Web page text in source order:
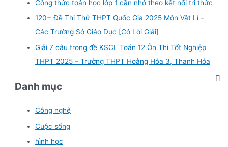
Công thức toán học lớp 1 cần nhớ theo kết nối tri thức
120+ Đề Thi Thử THPT Quốc Gia 2025 Môn Vật Lí –
Các Trường Sở Giáo Dục [Có Lời Giải]
Giải 7 câu trong đề KSCL Toán 12 Ôn Thi Tốt Nghiệp
THPT 2025 – Trường THPT Hoằng Hóa 3, Thanh Hóa
Danh mục
Công nghệ
Cuộc sống
hình học